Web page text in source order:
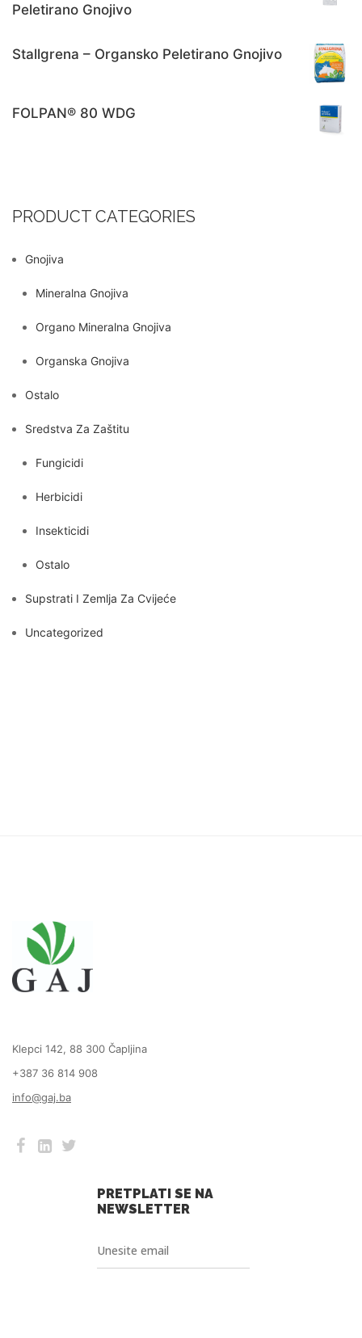
Peletirano Gnojivo
Stallgrena – Organsko Peletirano Gnojivo
FOLPAN® 80 WDG
PRODUCT CATEGORIES
Gnojiva
Mineralna Gnojiva
Organo Mineralna Gnojiva
Organska Gnojiva
Ostalo
Sredstva Za Zaštitu
Fungicidi
Herbicidi
Insekticidi
Ostalo
Supstrati I Zemlja Za Cvijeće
Uncategorized
Klepci 142, 88 300 Čapljina
+387 36 814 908
info@gaj.ba
PRETPLATI SE NA
NEWSLETTER